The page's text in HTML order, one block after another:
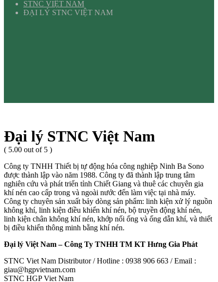
STNC VIỆT NAM
ĐẠI LÝ STNC VIỆT NAM
Đại lý STNC Việt Nam
( 5.00 out of 5 )
Công ty TNHH Thiết bị tự động hóa công nghiệp Ninh Ba Sono
được thành lập vào năm 1988. Công ty đã thành lập trung tâm
nghiên cứu và phát triển tỉnh Chiết Giang và thuê các chuyên gia
khí nén cao cấp trong và ngoài nước đến làm việc tại nhà máy.
Công ty chuyên sản xuất bảy dòng sản phẩm: linh kiện xử lý nguồn
không khí, linh kiện điều khiển khí nén, bộ truyền động khí nén,
linh kiện chân không khí nén, khớp nối ống và ống dẫn khí, và thiết
bị điều khiển thông minh bằng khí nén.
Đại lý Việt Nam – Công Ty TNHH TM KT Hưng Gia Phát
STNC Viet Nam Distributor / Hotline : 0938 906 663 / Email :
giau@hgpvietnam.com
STNC HGP Viet Nam